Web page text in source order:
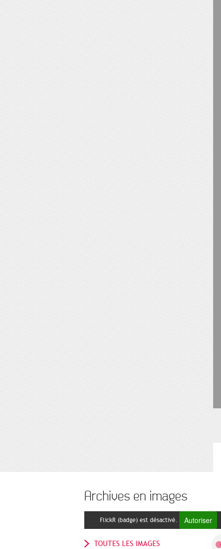
Archives en images
FlickR (badge) est désactivé. Autoriser
TOUTES LES IMAGES